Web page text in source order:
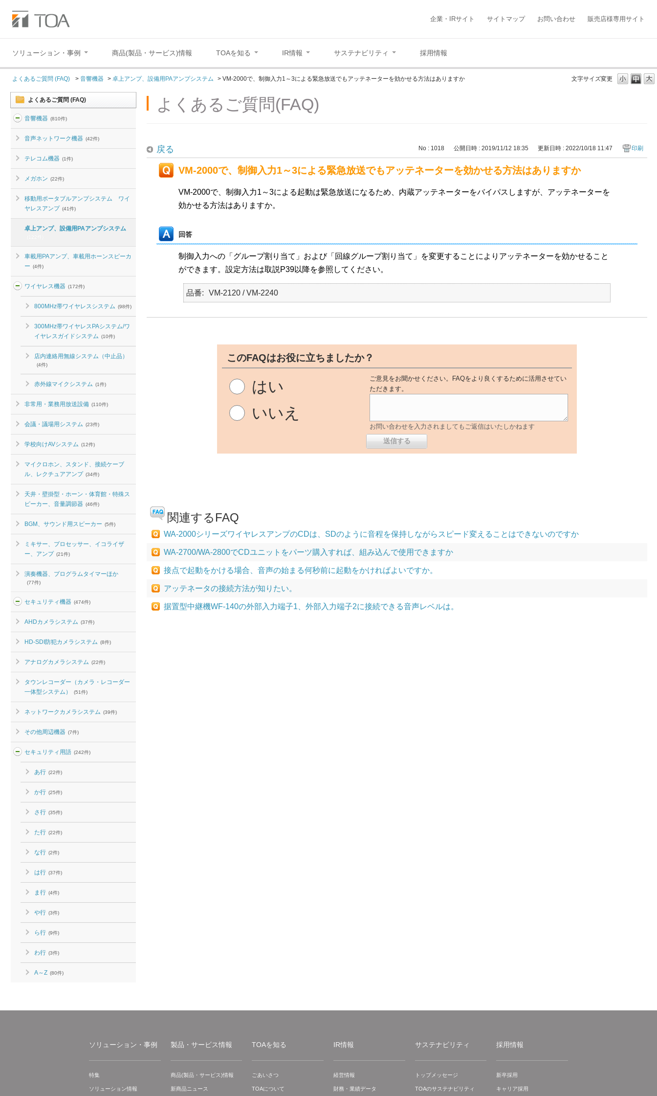
企業・IRサイト サイトマップ お問い合わせ 販売店様専用サイト
ソリューション・事例 商品(製品・サービス)情報 TOAを知る IR情報 サステナビリティ 採用情報
文字サイズ変更
よくあるご質問 (FAQ) > 音響機器 > 卓上アンプ、設備用PAアンプシステム > VM-2000で、制御入力1～3による緊急放送でもアッテネーターを効かせる方法はありますか
よくあるご質問 (FAQ)
音響機器 (810件)
音声ネットワーク機器 (42件)
テレコム機器 (1件)
メガホン (22件)
移動用ポータブルアンプシステム ワイ
ヤレスアンプ (41件)
卓上アンプ、設備用PAアンプシステム
車載用PAアンプ、車載用ホーンスピーカ
ー (4件)
ワイヤレス機器 (172件)
800MHz帯ワイヤレスシステム (98件)
300MHz帯ワイヤレスPAシステム/ワ
イヤレスガイドシステム (10件)
店内連絡用無線システム（中止品）
(4件)
赤外線マイクシステム (1件)
非常用・業務用放送設備 (110件)
会議・議場用システム (23件)
学校向けAVシステム (12件)
マイクロホン、スタンド、接続ケーブ
ル、レクチュアアンプ (34件)
天井・壁掛型・ホーン・体育館・特殊ス
ピーカー、音量調節器 (46件)
BGM、サウンド用スピーカー (5件)
ミキサー、プロセッサー、イコライザ
ー、アンプ (21件)
演奏機器、プログラムタイマーほか
(77件)
セキュリティ機器 (474件)
AHDカメラシステム (37件)
HD-SDI防犯カメラシステム (8件)
アナログカメラシステム (22件)
タウンレコーダー（カメラ・レコーダー
一体型システム）
(51件)
ネットワークカメラシステム (39件)
その他周辺機器 (7件)
セキュリティ用語 (242件)
あ行 (22件)
か行 (25件)
さ行 (35件)
た行 (22件)
な行 (2件)
は行 (37件)
ま行 (4件)
や行 (3件)
ら行 (9件)
わ行 (3件)
A～Z (80件)
よくあるご質問(FAQ)
戻る No : 1018 公開日時 : 2019/11/12 18:35 更新日時 : 2022/10/18 11:47 印刷
VM-2000で、制御入力1～3による緊急放送でもアッテネーターを効かせる方法はありますか
VM-2000で、制御入力1 ～3による起動は緊急放送になるため、内蔵アッテネーターをバイパスしますが、アッテネーターを
効かせる方法はありますか。
回答
制御入力への「グループ割り当て」および「回線グループ割り当て」を変更することによりアッテネーターを効かせること
ができます。設定方法は取説 P39以降を参照してください。
品番 VM-2120 / VM-2240
このFAQはお役に立ちましたか？
はい
いいえ
ご意見をお聞かせください。FAQをより良くするために活用させてい
ただきます。
お問い合わせを入力されましてもご返信はいたしかねます
関連するFAQ
WA-2000シリーズワイヤレスアンプのCDは、SDのように音程を保持しながらスピード変えることはできないのですか
WA-2700/WA-2800でCDユニットをパーツ購入すれば、組み込んで使用できますか
接点で起動をかける場合、音声の始まる何秒前に起動をかければよいですか。
アッテネータの接続方法が知りたい。
据置型中継機WF-140の外部入力端子1、外部入力端子2に接続できる音声レベルは。
ソリューション・事例
特集
ソリューション情報
製品・サービス情報
商品(製品・サービス)情報
新商品ニュース
TOAを知る
ごあいさつ
TOAについて
IR情報
経営情報
財務・業績データ
サステナビリティ
トップメッセージ
TOAのサステナビリティ
採用情報
新卒採用
キャリア採用